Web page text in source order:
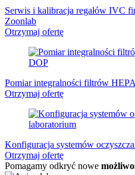
Serwis i kalibracja regałów IVC
Zoonlab
Otrzymaj ofertę
Pomiar integralności filtrów
Otrzymaj ofertę
Konfiguracja systemów
Otrzymaj ofertę
Pomagamy odkryć nowe